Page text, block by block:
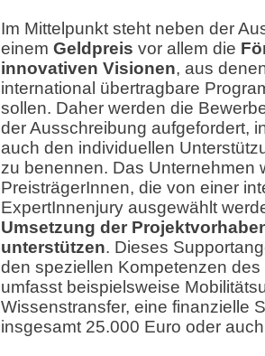
Im Mittelpunkt steht neben der
einem Geldpreis vor allem die
innovativen Visionen, aus
international übertragbare
sollen. Daher werden die
der Ausschreibung aufgefordert,
auch den individuellen
zu benennen. Das Unternehmen
PreisträgerInnen, die von einer
ExpertInnenjury ausgewählt
Umsetzung der
unterstützen. Dieses
den speziellen Kompetenzen
umfasst beispielsweise
Wissenstransfer, eine finanzielle
insgesamt 25.000 Euro oder